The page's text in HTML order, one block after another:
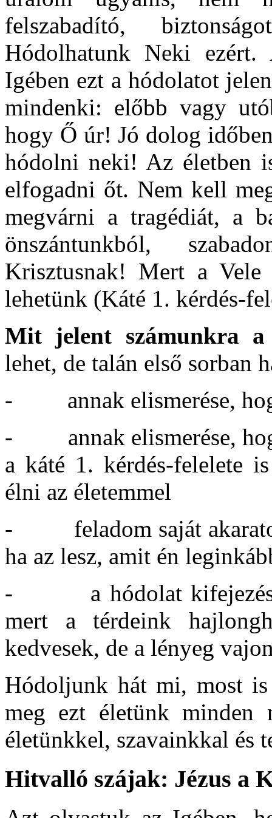
felszabadító,
Hódolhatunk Neki ezért.
Igében ezt a hódolatot
mindenki: előbb vagy
hogy Ő úr! Jó dolog
hódolni neki! Az életben
elfogadni őt. Nem kell
megvárni a tragédiát, a
önszántunkból,
Krisztusnak! Mert a Vele
lehetünk (Káté 1. kérdés-
Mit jelent számunkra a
lehet, de talán első sorban
- annak elismerése,
- annak elismerése,
a káté 1. kérdés-felelete
élni az életemmel
- feladom saját
ha az lesz, amit én
- a hódolat kifejezése
mert a térdeink
kedvesek, de a lényeg
Hódoljunk hát mi, most
meg ezt életünk
életünkkel, szavainkkal és
Hitvalló szájak: Jézus a